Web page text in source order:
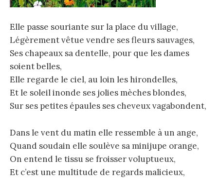
Elle passe souriante sur la place du village,
Légèrement vêtue vendre ses fleurs sauvages,
Ses chapeaux sa dentelle, pour que les dames
soient belles,
Elle regarde le ciel, au loin les hirondelles,
Et le soleil inonde ses jolies mèches blondes,
Sur ses petites épaules ses cheveux vagabondent,
Dans le vent du matin elle ressemble à un ange,
Quand soudain elle soulève sa minijupe orange,
On entend le tissu se froisser voluptueux,
Et c’est une multitude de regards malicieux,